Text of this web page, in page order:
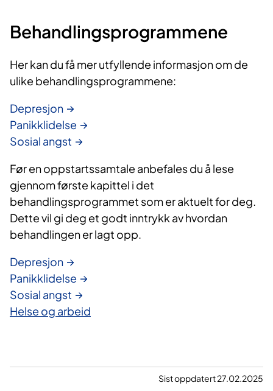
Behandlingsprogrammene
Her kan du få mer utfyllende informasjon om de
ulike behandlingsprogrammene:
Depresjon
Panikklidelse
Sosial angst
Før en oppstartssamtale anbefales du å lese
gjennom første kapittel i det
behandlingsprogrammet som er aktuelt for deg.
Dette vil gi deg et godt inntrykk av hvordan
behandlingen er lagt opp.
Depresjon
Panikklidelse
Sosial angst
Helse og arbeid
Sist oppdatert 27.02.2025